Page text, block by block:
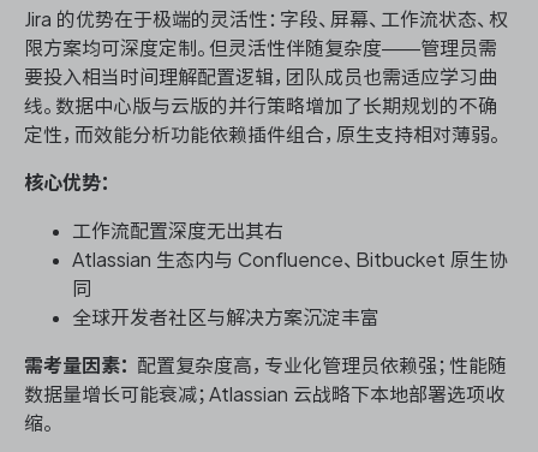
Jira 的优势在于极端的灵活性：字段、屏幕、工作流状态、权
限方案均可深度定制。但灵活性伴随复杂度——管理员需
要投入相当时间理解配置逻辑，团队成员也需适应学习曲
线。数据中心版与云版的并行策略增加了长期规划的不确
定性，而效能分析功能依赖插件组合，原生支持相对薄弱。
核心优势：
工作流配置深度无出其右
Atlassian 生态内与 Confluence、Bitbucket 原生协
同
全球开发者社区与解决方案沉淀丰富
需考量因素：
配置复杂度高，专业化管理员依赖强；性能随
数据量增长可能衰减；Atlassian 云战略下本地部署选项收
缩。